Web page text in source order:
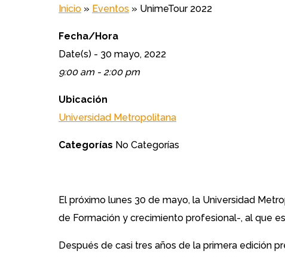
Inicio » Eventos » UnimeTour 2022
Fecha/Hora
Date(s) - 30 mayo, 2022
9:00 am - 2:00 pm
Ubicación
Universidad Metropolitana
Categorías No Categorías
El próximo lunes 30 de mayo, la Universidad
de Formación y crecimiento profesional-, al que
Después de casi tres años de la primera edición